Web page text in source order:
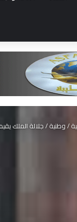
/وطنية/جلالة الملك